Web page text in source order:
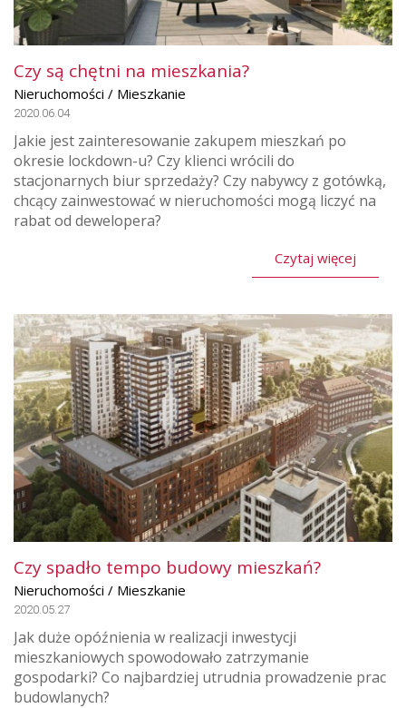
Czy są chętni na mieszkania?
Nieruchomości / Mieszkanie
2020.06.04
Jakie jest zainteresowanie zakupem mieszkań po
okresie lockdown-u? Czy klienci wrócili do
stacjonarnych biur sprzedaży? Czy nabywcy z gotówką,
chcący zainwestować w nieruchomości mogą liczyć na
rabat od dewelopera?
Czytaj więcej
Czy spadło tempo budowy mieszkań?
Nieruchomości / Mieszkanie
2020.05.27
Jak duże opóźnienia w realizacji inwestycji
mieszkaniowych spowodowało zatrzymanie
gospodarki? Co najbardziej utrudnia prowadzenie prac
budowlanych?